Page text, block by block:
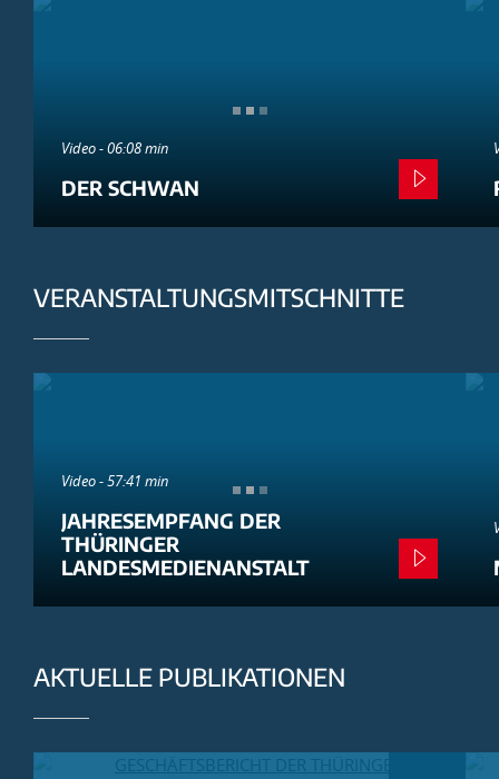
Video - 06:08 min
DER SCHWAN
VERANSTALTUNGSMITSCHNITTE
Video - 57:41 min
JAHRESEMPFANG DER
THÜRINGER
LANDESMEDIENANSTALT
AKTUELLE PUBLIKATIONEN